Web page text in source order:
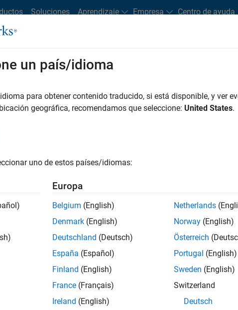
Soluciones Aprendizaje Empresa Centro de ayuda
MathWorks
Oficinas locales Estudiantes y nuevas carreras
FILTRADO POR
No se han traducido todos los empleos. Busque por
Sales Development Representative
Sales Development Representative
Sales Development Representative driving lead
inbound/outbound outreach, CRM, and opportunity
un país/idioma
para obtener contenido traducido, si está disponible, y ver
geográfica, recomendamos que seleccione: United States.
uno de estos países/idiomas:
Europa
Belgium (English)
Denmark (English)
Deutschland (Deutsch)
España (Español)
Finland (English)
France (Français)
Ireland (English)
Netherlands
Norway (English)
Österreich
Portugal (English)
Sweden (English)
Switzerland
Deutsch